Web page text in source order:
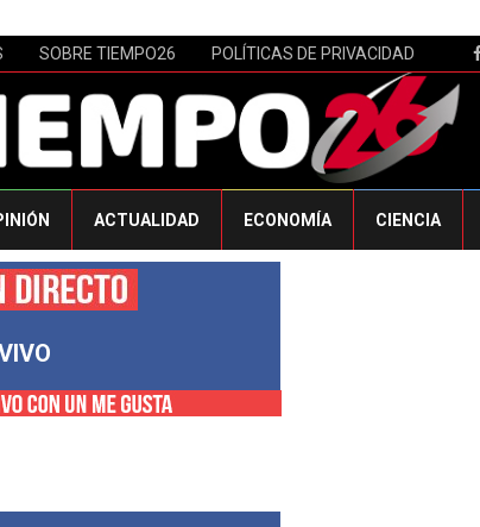
SOBRE TIEMPO26 POLÍTICAS DE PRIVACIDAD
ACTUALIDAD ECONOMÍA CIENCIA